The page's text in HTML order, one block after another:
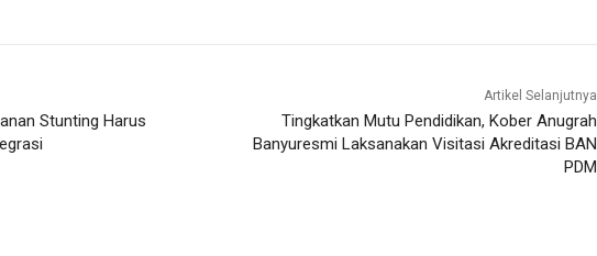
Stunting Harus
Artikel Selanjutnya
Tingkatkan Mutu Pendidikan, Kober Anugrah
Banyuresmi Laksanakan Visitasi Akreditasi BAN
PDM